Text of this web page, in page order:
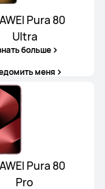
Pura 80
Ultra
больше
меня
Pura 80
Pro